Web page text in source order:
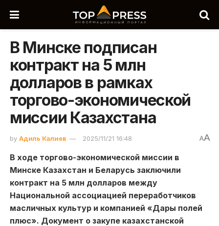
В Минске подписан
контракт на 5 млн
долларов в рамках
торгово-экономической
миссии Казахстана
by Адиль Калиев 2025/11/21 16:48 AA
В ходе торгово-экономической миссии в
Минске Казахстан и Беларусь заключили
контракт на 5 млн долларов между
Национальной ассоциацией переработчиков
масличных культур и компанией «Дары полей
плюс». Документ о закупе казахстанской